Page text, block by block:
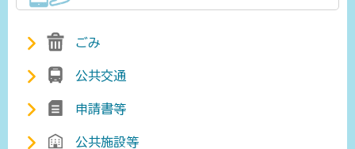
ごみ
公共交通
申請書等
公共施設等